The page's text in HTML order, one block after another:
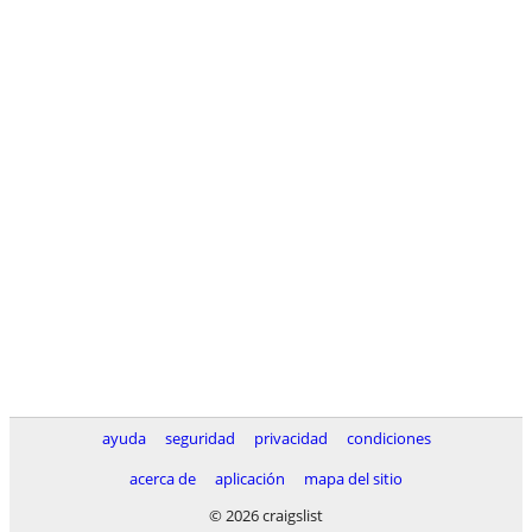
ayuda seguridad privacidad
condiciones
acerca de
aplicación
mapa del sitio
© 2026 craigslist